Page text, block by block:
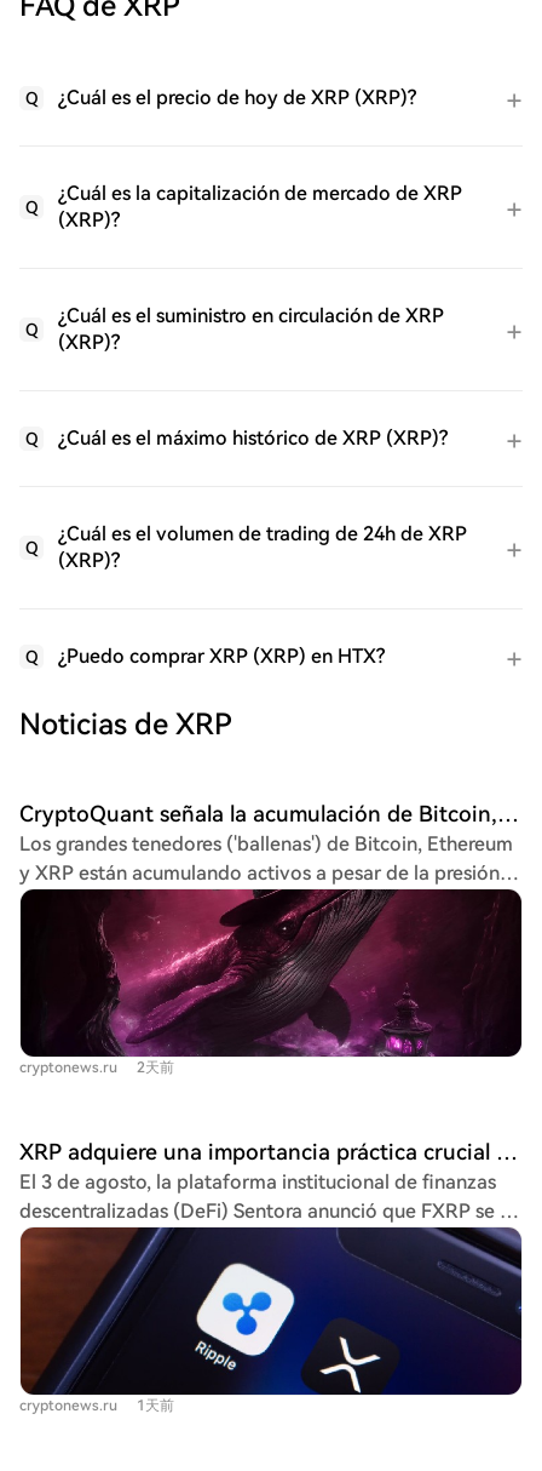
Q ¿Cuál es el precio de hoy de XRP (XRP)?
Q
¿Cuál es la capitalización de mercado de XRP
(XRP)?
Q
¿Cuál es el suministro en circulación de XRP
(XRP)?
Q ¿Cuál es el máximo histórico de XRP (XRP)?
Q
¿Cuál es el volumen de trading de 24h de XRP
(XRP)?
Q ¿Puedo comprar XRP (XRP) en HTX?
Noticias de XRP
CryptoQuant señala la acumulación de Bitcoin, Ethereum y XRP por parte de 'ballenas'
Los grandes tenedores ('ballenas') de Bitcoin, Ethereum
y XRP están acumulando activos a pesar de la presión
bajista en los precios, según un análisis de CryptoQuant
citado por The Block. Julio Moreno, jefe de
investigación de la firma, señala que este
comportamiento, que reduce la presión vendedora, es
típico de la fase final de un mercado bajista.
Específicamente, el balance de ballenas de Bitcoin
(excluyendo exchanges y pools mineros) aumentó a
dinámica es mixta: los monederos con 10.000-100.000
ETH alcanzaron un récord de 19,6 millones, mientras que
el grupo con 1.000-10.000 ETH redujo sus tenencias.
Moreno destaca que esta concentración de activos en
manos fuertes es un factor positivo para cuando se
recupere la demanda. En el caso de XRP, la acumulación
parece ser más moderada, absorbiendo la oferta
disponible sin compras agresivas. Actualmente, Bitcoin
cotiza por encima de su precio realizado ($64.640 vs
cryptonews.ru 2天前
XRP adquiere una importancia práctica crucial en DeFi, ya que FXRP permite el acceso a préstamos en RLUSD
El 3 de agosto, la plataforma institucional de finanzas
descentralizadas (DeFi) Sentora anunció que FXRP se ha
incorporado al pool principal de $RLUSD en Morpho.
Esta integración permite a los poseedores de $XRP
acceder a préstamos en el stablecoin de Ripple,
$RLUSD, sin necesidad de vender sus tenencias de XRP,
manteniendo así su exposición al activo. FXRP es una
representación tokenizada 1:1 de $XRP en redes
compatibles con Ethereum (EVM), creada a través del
cryptonews.ru 1天前